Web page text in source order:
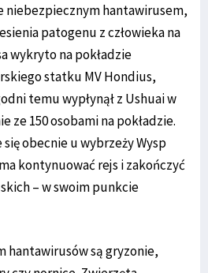
niebezpiecznym hantawirusem,
patogenu z człowieka na
wykryto na pokładzie
statku MV Hondius,
temu wypłynął z Ushuai w
ze 150 osobami na pokładzie.
obecnie u wybrzeży Wysp
kontynuować rejs i zakończyć
– w swoim punkcie
hantawirusów są gryzonie,